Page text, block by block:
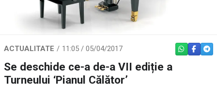
ACTUALITATE 11:05 / 05/04/2017 WHATSAPP
Se deschide ce-a de-a VII ediție a
Turneului ‘Pianul Călător’